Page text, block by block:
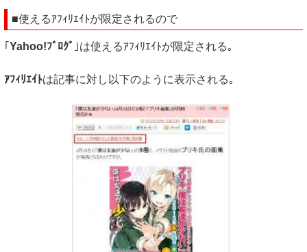
■使えるｱﾌｨﾘｴｲﾄが限定されるので
｢ Yahoo!ﾌﾞﾛｸﾞ ｣は使えるｱﾌｨﾘｴｲﾄが限定される｡
ｱﾌｨﾘｴｲﾄは記事に対し以下のように表示される｡